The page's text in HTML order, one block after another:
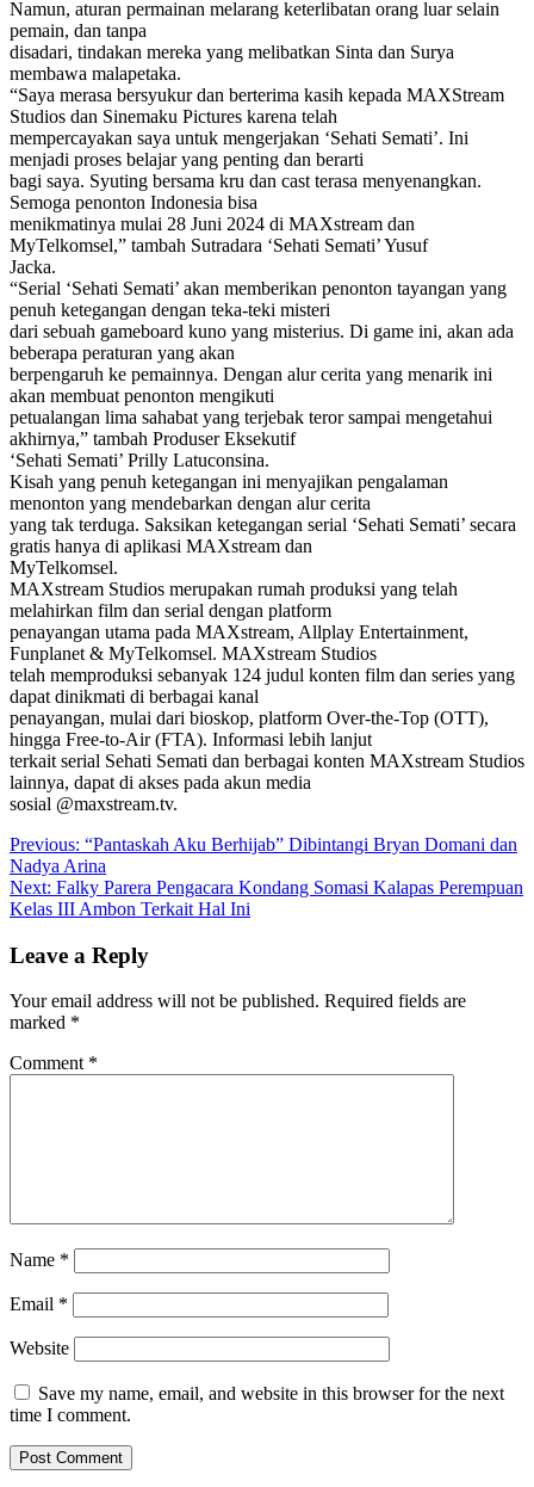
Namun, aturan permainan melarang keterlibatan orang luar selain
pemain, dan tanpa
disadari, tindakan mereka yang melibatkan Sinta dan Surya
membawa malapetaka.
“Saya merasa bersyukur dan berterima kasih kepada MAXStream
Studios dan Sinemaku Pictures karena telah
mempercayakan saya untuk mengerjakan ‘Sehati Semati’. Ini
menjadi proses belajar yang penting dan berarti
bagi saya. Syuting bersama kru dan cast terasa menyenangkan.
Semoga penonton Indonesia bisa
menikmatinya mulai 28 Juni 2024 di MAXstream dan
MyTelkomsel,” tambah Sutradara ‘Sehati Semati’ Yusuf
Jacka.
“Serial ‘Sehati Semati’ akan memberikan penonton tayangan yang
penuh ketegangan dengan teka-teki misteri
dari sebuah gameboard kuno yang misterius. Di game ini, akan ada
beberapa peraturan yang akan
berpengaruh ke pemainnya. Dengan alur cerita yang menarik ini
akan membuat penonton mengikuti
petualangan lima sahabat yang terjebak teror sampai mengetahui
akhirnya,” tambah Produser Eksekutif
‘Sehati Semati’ Prilly Latuconsina.
Kisah yang penuh ketegangan ini menyajikan pengalaman
menonton yang mendebarkan dengan alur cerita
yang tak terduga. Saksikan ketegangan serial ‘Sehati Semati’ secara
gratis hanya di aplikasi MAXstream dan
MyTelkomsel.
MAXstream Studios merupakan rumah produksi yang telah
melahirkan film dan serial dengan platform
penayangan utama pada MAXstream, Allplay Entertainment,
Funplanet & MyTelkomsel. MAXstream Studios
telah memproduksi sebanyak 124 judul konten film dan series yang
dapat dinikmati di berbagai kanal
penayangan, mulai dari bioskop, platform Over-the-Top (OTT),
hingga Free-to-Air (FTA). Informasi lebih lanjut
terkait serial Sehati Semati dan berbagai konten MAXstream Studios
lainnya, dapat di akses pada akun media
sosial @maxstream.tv.
Post
navigation
Previous: “Pantaskah Aku Berhijab” Dibintangi Bryan Domani dan
Nadya Arina
Next: Falky Parera Pengacara Kondang Somasi Kalapas Perempuan
Kelas III Ambon Terkait Hal Ini
Leave a Reply
Your email address will not be published. Required fields are
marked *
Comment *
Name *
Email *
Website
Save my name, email, and website in this browser for the next
time I comment.